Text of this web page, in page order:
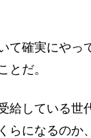
て確実にやっ
とだ。
給している世
らになるのか